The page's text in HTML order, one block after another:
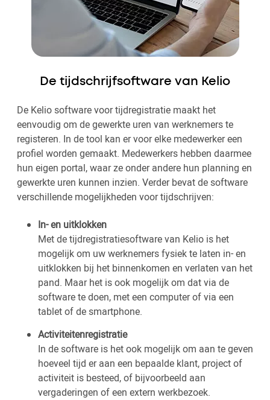
De tijdschrijfsoftware van Kelio
De Kelio software voor tijdregistratie maakt het
eenvoudig om de gewerkte uren van werknemers te
registeren. In de tool kan er voor elke medewerker een
profiel worden gemaakt. Medewerkers hebben daarmee
hun eigen portal, waar ze onder andere hun planning en
gewerkte uren kunnen inzien. Verder bevat de software
verschillende mogelijkheden voor tijdschrijven:
In- en uitklokken
Met de tijdregistratiesoftware van Kelio is het
mogelijk om uw werknemers fysiek te laten in- en
uitklokken bij het binnenkomen en verlaten van het
pand. Maar het is ook mogelijk om dat via de
software te doen, met een computer of via een
tablet of de smartphone.
Activiteitenregistratie
In de software is het ook mogelijk om aan te geven
hoeveel tijd er aan een bepaalde klant, project of
activiteit is besteed, of bijvoorbeeld aan
vergaderingen of een extern werkbezoek.